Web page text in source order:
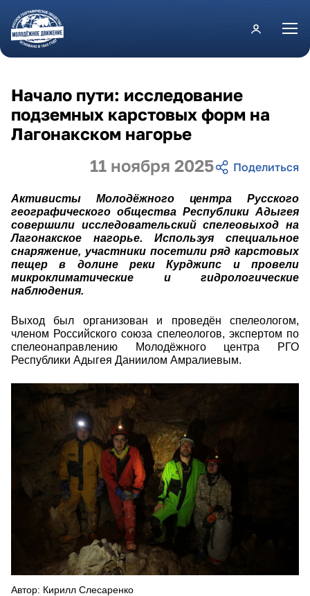
Перейти к основному содержанию
11 ноября 2025
Начало пути: исследование
подземных карстовых форм на
Лагонакском нагорье
Активисты Молодёжного центра Русского
географического общества Республики Адыгея
совершили исследовательский спелеовыход на
Лагонакское нагорье. Используя специальное
снаряжение, участники посетили ряд карстовых
пещер в долине реки Курджипс и провели
микроклиматические и гидрологические
наблюдения.
Выход был организован и проведён спелеологом,
членом Российского союза спелеологов, экспертом по
спелеонаправлению Молодёжного центра РГО
Республики Адыгея Даниилом Амралиевым.
cqpweo-
alkukfixsismd8qbf7m6l.jpg
Автор: Кирилл Слесаренко